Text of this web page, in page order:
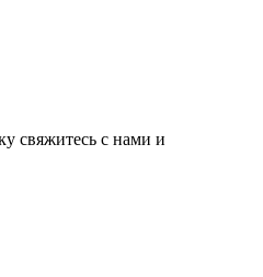
свяжитесь с нами и